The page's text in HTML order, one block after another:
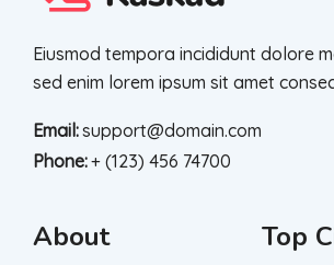
Eiusmod tempora incididunt dolore
sed enim lorem ipsum sit amet
Email:support@domain.com
Phone:+ (123) 456 74700
About Top